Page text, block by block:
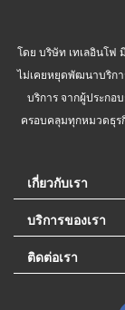
โดย บริษัท เทเลอินโฟ
ไม่เคยหยุดพัฒนาบริก
บริการ จากผู้ประกอ
ครอบคลุมทุกหมวดธุร
เกี่ยวกับเรา
บริการของเรา
ติดต่อเรา